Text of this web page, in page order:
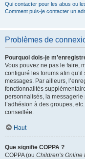
Qui contacter pour les abus ou
Comment puis-je contacter un
Problèmes de
Pourquoi dois-je
Vous pouvez ne pas le faire,
configuré les forums afin
messages. Par ailleurs,
fonctionnalités
personnalisés, la messagerie
l’adhésion à des groupes,
conseillée.
Haut
Que signifie COPPA ?
COPPA (ou Children’s Online